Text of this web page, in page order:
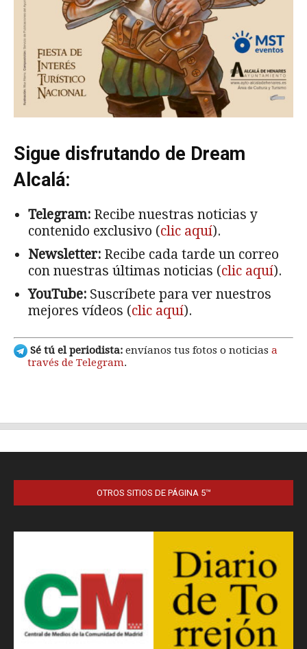
OTROS SITIOS DE PÁGINA 5™